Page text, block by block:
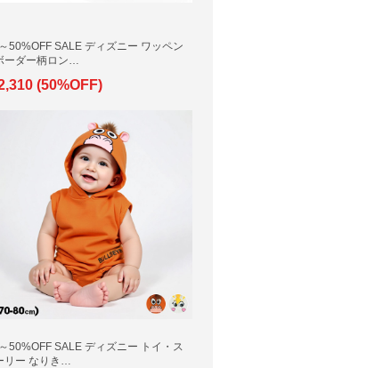
50%OFF SALE ディズニー ワッペン
ーダー柄ロン…
(50%OFF)
50%OFF SALE ディズニー トイ・ス
リー なりき…